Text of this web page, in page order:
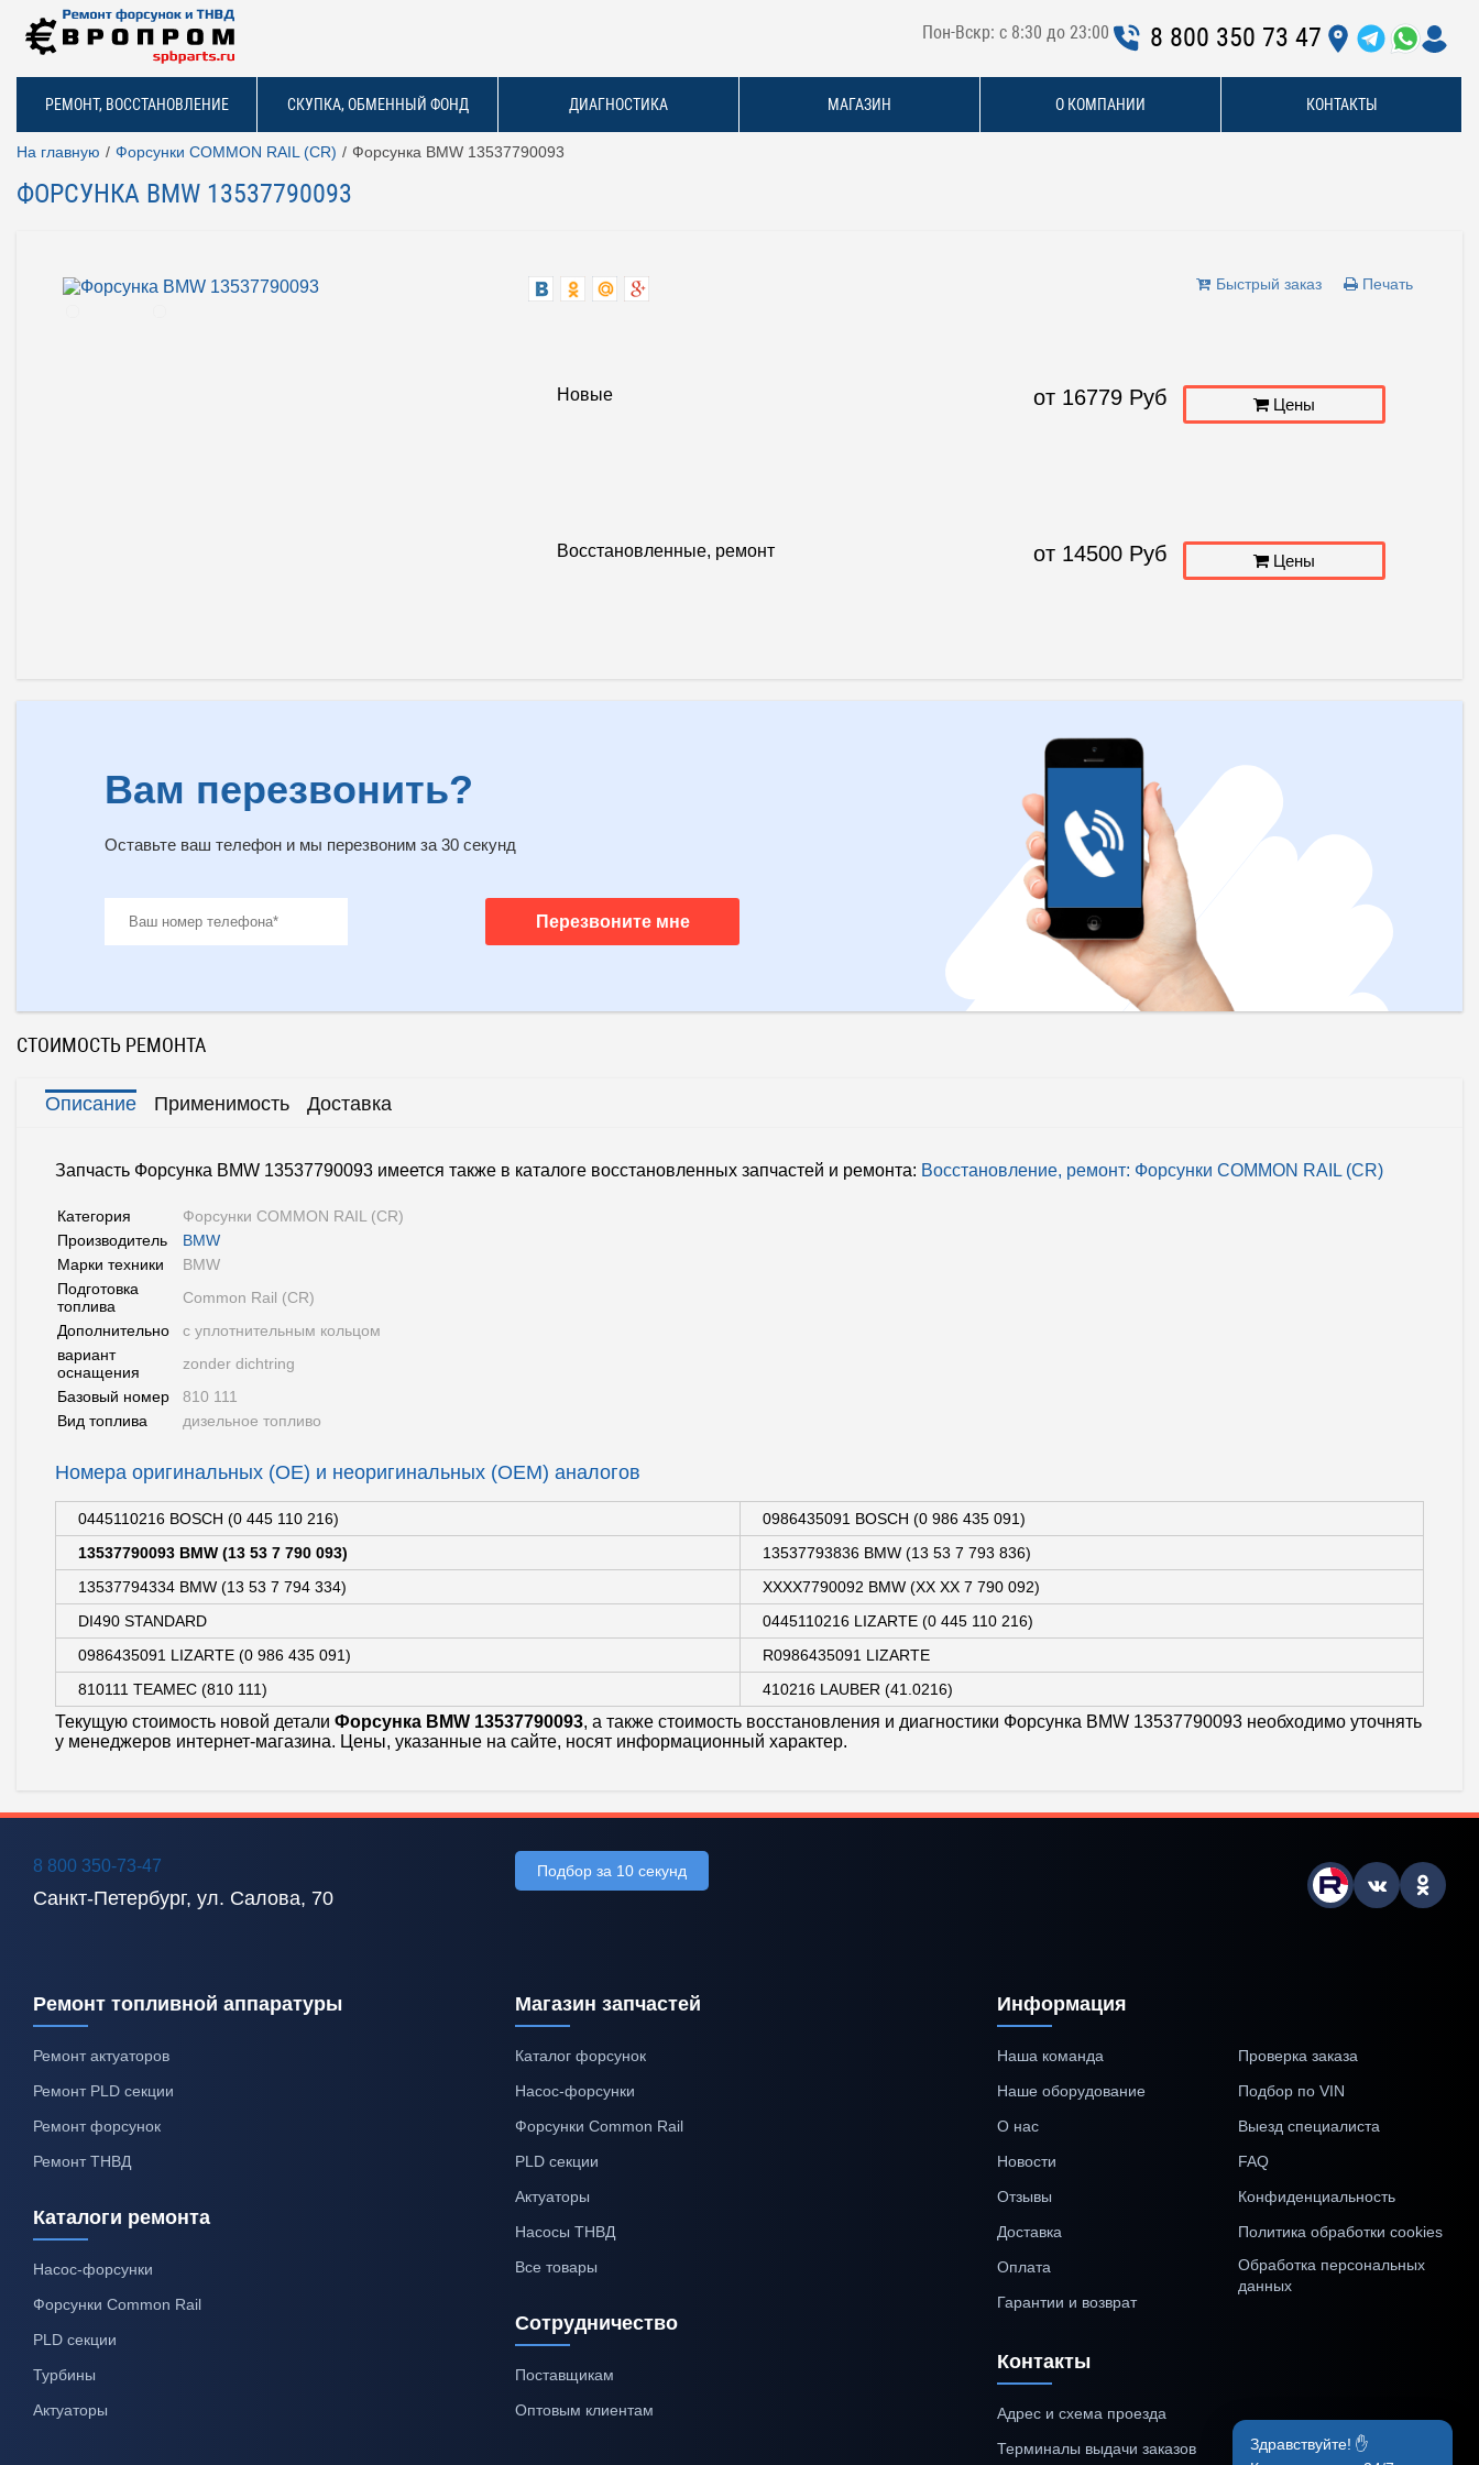
Пон-Вскр: с 8:30 до 23:00 8 800 350 73 47
РЕМОНТ, ВОССТАНОВЛЕНИЕ СКУПКА, ОБМЕННЫЙ ФОНД ДИАГНОСТИКА МАГАЗИН О КОМПАНИИ КОНТАКТЫ
На главную Форсунки COMMON RAIL (CR) Форсунка BMW 13537790093
ФОРСУНКА BMW 13537790093
Быстрый заказ Печать
Новые от 16779Руб Цены
Восстановленные, ремонт от 14500Руб Цены
Вам перезвонить?
Оставьте ваш телефон и мы перезвоним за 30 секунд
Перезвоните мне
СТОИМОСТЬ РЕМОНТА
Описание Применимость Доставка
Запчасть Форсунка BMW 13537790093 имеется также в каталоге восстановленных запчастей и ремонта: Восстановление, ремонт: Форсунки COMMON RAIL (CR)
Категория
Форсунки COMMON RAIL (CR)
Производитель
BMW
Марки техники
BMW
Подготовка
топлива
Common Rail (СR)
Дополнительно
с уплотнительным кольцом
вариант
оснащения
zonder dichtring
Базовый номер
810 111
Вид топлива
дизельное топливо
Номера оригинальных (OE) и неоригинальных (OEM) аналогов
0445110216 BOSCH (0 445 110 216)
0986435091 BOSCH (0 986 435 091)
13537790093 BMW (13 53 7 790 093)
13537793836 BMW (13 53 7 793 836)
13537794334 BMW (13 53 7 794 334)
XXXX7790092 BMW (XX XX 7 790 092)
DI490 STANDARD
0445110216 LIZARTE (0 445 110 216)
0986435091 LIZARTE (0 986 435 091)
R0986435091 LIZARTE
810111 TEAMEC (810 111)
410216 LAUBER (41.0216)
Текущую стоимость новой детали Форсунка BMW 13537790093, а также стоимость восстановления и диагностики Форсунка BMW 13537790093 необходимо уточнять
у менеджеров интернет-магазина. Цены, указанные на сайте, носят информационный характер.
8 800 350-73-47
Санкт-Петербург, ул. Салова, 70
Подбор за 10 секунд
Ремонт топливной аппаратуры
Ремонт актуаторов
Ремонт PLD секции
Ремонт форсунок
Ремонт ТНВД
Каталоги ремонта
Насос-форсунки
Форсунки Common Rail
PLD секции
Турбины
Актуаторы
Магазин запчастей
Каталог форсунок
Насос-форсунки
Форсунки Common Rail
PLD секции
Актуаторы
Насосы ТНВД
Все товары
Сотрудничество
Поставщикам
Оптовым клиентам
Информация
Наша команда
Наше оборудование
О нас
Новости
Отзывы
Доставка
Оплата
Гарантии и возврат
Проверка заказа
Подбор по VIN
Выезд специалиста
FAQ
Конфиденциальность
Политика обработки cookies
Обработка персональных
данных
Контакты
Адрес и схема проезда
Терминалы выдачи заказов
Здравствуйте! ✋